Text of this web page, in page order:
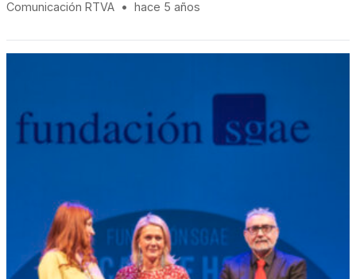
Comunicación RTVA • hace 5 años